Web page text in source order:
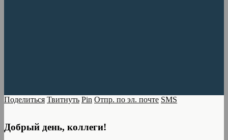
Поделиться Твитнуть Pin Отпр. по эл. почте SMS
Добрый день, коллеги!